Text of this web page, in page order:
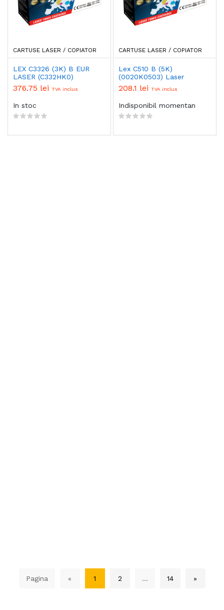
CARTUSE LASER / COPIATOR
LEX C3326 (3K) B EUR
LASER (C332HK0)
376.75 lei TVA inclus
In stoc
CARTUSE LASER / COPIATOR
Lex C510 B (5K)
(0020K0503) Laser
208.1 lei TVA inclus
Indisponibil momentan
Pagina « 1 2 ... 14 »